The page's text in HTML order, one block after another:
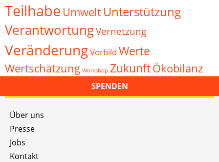
Teilhabe Umwelt Unterstützung
VerantwortungVernetzung
VeränderungVorbild Werte
Wertschätzung Workshop ZukunftÖkobilanz
SPENDEN
Über uns
Presse
Jobs
Kontakt